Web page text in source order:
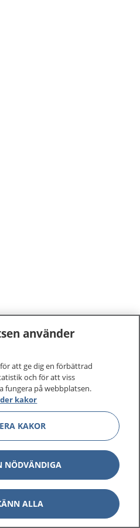
använder
att ge dig en förbättrad
och för att viss
fungera på webbplatsen.
kakor
KAKOR
NÖDVÄNDIGA
ALLA